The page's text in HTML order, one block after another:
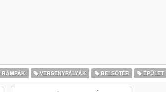
RÁMPÁK VERSENYPÁLYÁK BELSŐTÉR ÉPÜLET